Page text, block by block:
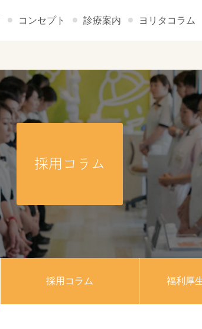
コンセプト 診療案内 ヨリタコラム
採用コラム
採用コラム 福利厚